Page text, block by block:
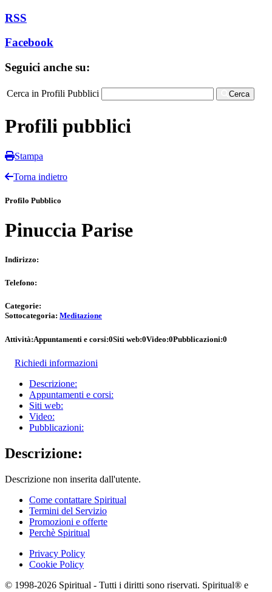
RSS
Facebook
Seguici anche su:
Cerca in Profili Pubblici Cerca
Profili pubblici
Stampa
Torna indietro
Profilo Pubblico
Pinuccia Parise
Indirizzo:
Telefono:
Categorie:
Sottocategoria: Meditazione
Attività:Appuntamenti e corsi:0Siti web:0Video:0Pubblicazioni:0
Richiedi informazioni
Descrizione:
Appuntamenti e corsi:
Siti web:
Video:
Pubblicazioni:
Descrizione:
Descrizione non inserita dall'utente.
Come contattare Spiritual
Termini del Servizio
Promozioni e offerte
Perchè Spiritual
Privacy Policy
Cookie Policy
© 1998-2026 Spiritual - Tutti i diritti sono riservati. Spiritual® e